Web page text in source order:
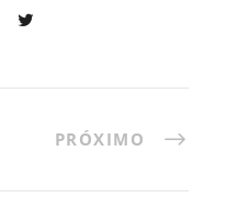
PRÓXIMO